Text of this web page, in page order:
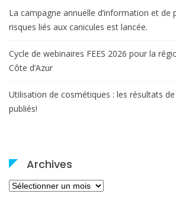
La campagne annuelle d’information et de
risques liés aux canicules est lancée.
Cycle de webinaires FEES 2026 pour la
Côte d’Azur
Utilisation de cosmétiques : les résultats
publiés!
Archives
Archives